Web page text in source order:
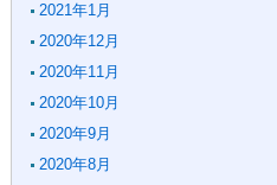
2021年1月
2020年12月
2020年11月
2020年10月
2020年9月
2020年8月